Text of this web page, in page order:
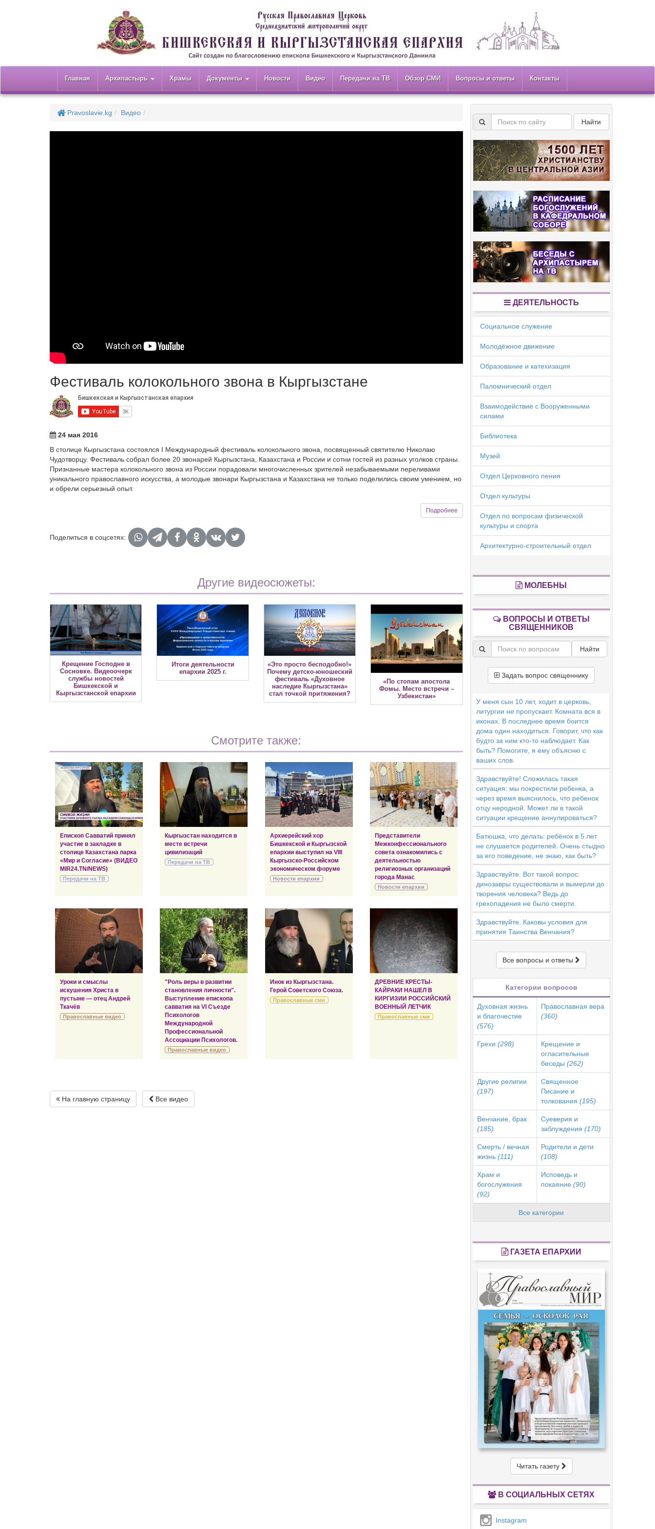
Главная Архипастырь Храмы Документы Новости Видео Передачи на ТВ Обзор СМИ Вопросы и ответы Контакты
Pravoslavie.kg Видео
Фестиваль колокольного звона в Кыргызстане
24 мая 2016
В столице Кыргызстана состоялся I Международный фестиваль колокольного звона, посвященный святителю Николаю
Чудотворцу. Фестиваль собрал более 20 звонарей Кыргызстана, Казахстана и России и сотни гостей из разных уголков страны.
Признанные мастера колокольного звона из России порадовали многочисленных зрителей незабываемыми переливами
уникального православного искусства, а молодые звонари Кыргызстана и Казахстана не только поделились своим умением, но
и обрели серьезный опыт.
Подробнее
Поделиться в соцсетях:
Другие видеосюжеты:
Крещение Господне в
Сосновке. Видеоочерк
службы новостей
Бишкекской и
Кыргызстанской епархии
Итоги деятельности
епархии 2025 г.
«Это просто бесподобно!»
Почему детско-юношеский
фестиваль «Духовное
наследие Кыргызстана»
стал точкой притяжения?
«По стопам апостола
Фомы. Место встречи –
Узбекистан»
Смотрите также:
Епископ Савватий принял
участие в закладке в
столице Казахстана парка
«Мир и Согласие» (ВИДЕО
MIR24.TN/NEWS)
Передачи на ТВ
Кыргызстан находится в
месте встречи
цивилизаций
Передачи на ТВ
Архиерейский хор
Бишкекской и Кыргызской
епархии выступил на VIII
Кыргызско-Российском
экономическом форуме
Новости епархии
Представители
Межконфессионального
совета ознакомились с
деятельностью
религиозных организаций
города Манас
Новости епархии
Уроки и смыслы
искушения Христа в
пустыне — отец Андрей
Ткачёв
Православные видео
"Роль веры в развитии
становления личности".
Выступление епископа
савватия на VI Съезде
Психологов
Международной
Профессиональной
Ассоциации Психологов.
Православные видео
Инок из Кыргызстана.
Герой Советского Союза.
Православные сми
ДРЕВНИЕ КРЕСТЫ-
КАЙРАКИ НАШЕЛ В
КИРГИЗИИ РОССИЙСКИЙ
ВОЕННЫЙ ЛЕТЧИК
Православные сми
На главную страницу Все видео
Найти
ДЕЯТЕЛЬНОСТЬ
Социальное служение
Молодёжное движение
Образование и катехизация
Паломнический отдел
Взаимодействие с Вооруженными
силами
Библиотека
Музей
Отдел Церковного пения
Отдел культуры
Отдел по вопросам физической
культуры и спорта
Архитектурно-строительный отдел
МОЛЕБНЫ
ВОПРОСЫ И ОТВЕТЫ
СВЯЩЕННИКОВ
Найти
Задать вопрос священнику
У меня сын 10 лет, ходит в церковь,
литургии не пропускает. Комната вся в
иконах. В последнее время боится
дома один находиться. Говорит, что как
будто за ним кто-то наблюдает. Как
быть? Помогите, я ему объясню с
ваших слов.
Здравствуйте! Сложилась такая
ситуация: мы покрестили ребенка, а
через время выяснилось, что ребенок
отцу неродной. Может ли в такой
ситуации крещение аннулироваться?
Батюшка, что делать: ребёнок в 5 лет
не слушается родителей. Очень стыдно
за его поведение, не знаю, как быть?
Здравствуйте. Вот такой вопрос:
динозавры существовали и вымерли до
творения человека? Ведь до
грехопадения не было смерти.
Здравствуйте. Каковы условия для
принятия Таинства Венчания?
Все вопросы и ответы
Категории вопросов
Духовная жизнь
и благочестие
(576)
Православная вера
(360)
Грехи (298)
Крещение и
огласительные
беседы (262)
Другие религии
(197)
Священное
Писание и
толкования (195)
Венчание, брак
(185)
Суеверия и
заблуждения (170)
Смерть / вечная
жизнь (111)
Родители и дети
(108)
Храм и
богослужения
(92)
Исповедь и
покаяние (90)
Все категории
ГАЗЕТА ЕПАРХИИ
Читать газету
В СОЦИАЛЬНЫХ СЕТЯХ
Instagram